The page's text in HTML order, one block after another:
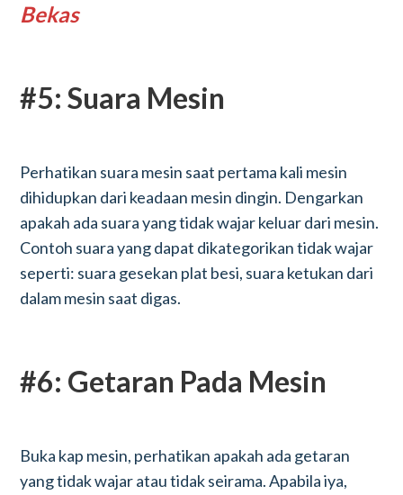
Bekas
#5: Suara Mesin
Perhatikan suara mesin saat pertama kali mesin
dihidupkan dari keadaan mesin dingin. Dengarkan
apakah ada suara yang tidak wajar keluar dari mesin.
Contoh suara yang dapat dikategorikan tidak wajar
seperti: suara gesekan plat besi, suara ketukan dari
dalam mesin saat digas.
#6: Getaran Pada Mesin
Buka kap mesin, perhatikan apakah ada getaran
yang tidak wajar atau tidak seirama. Apabila iya,